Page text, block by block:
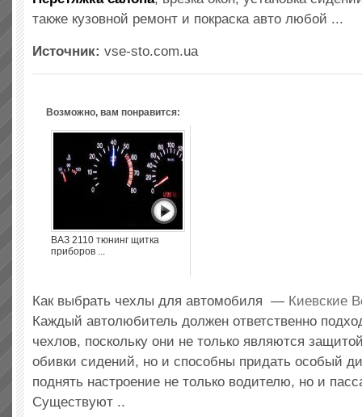
также кузовной ремонт и покраска авто любой ...
Источник: vse-sto.com.ua
Возможно, вам понравится:
ВАЗ 2110 тюнинг щитка
приборов ...
Как выбрать чехлы для автомобиля — Киевские
Каждый автолюбитель должен ответственно
чехлов, поскольку они не только являются
обивки сидений, но и способны придать особый
поднять настроение не только водителю, но и
Существуют ..